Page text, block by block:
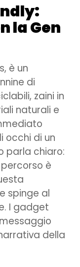
la Gen
è un
di
zaini in
naturali e
occhi di un
parla chiaro:
è
e spinge al
I gadget
della